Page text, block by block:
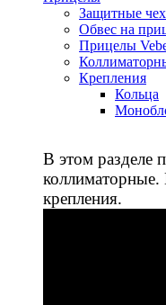
Защитные
Обвес на
Прицелы
Крепления
Кольца
В этом разделе
крепления.